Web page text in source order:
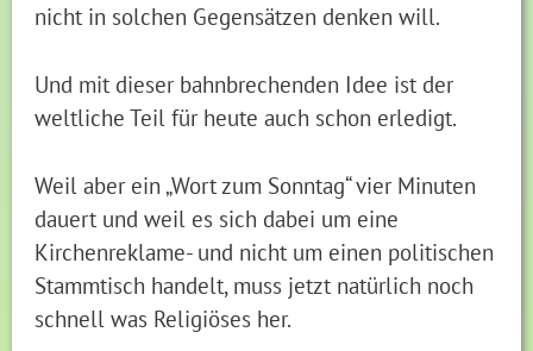
nicht in solchen Gegensätzen denken will.
Und mit dieser bahnbrechenden Idee ist der
weltliche Teil für heute auch schon erledigt.
Weil aber ein „Wort zum Sonntag“ vier Minuten
dauert und weil es sich dabei um eine
Kirchenreklame- und nicht um einen politischen
Stammtisch handelt, muss jetzt natürlich noch
schnell was Religiöses her.